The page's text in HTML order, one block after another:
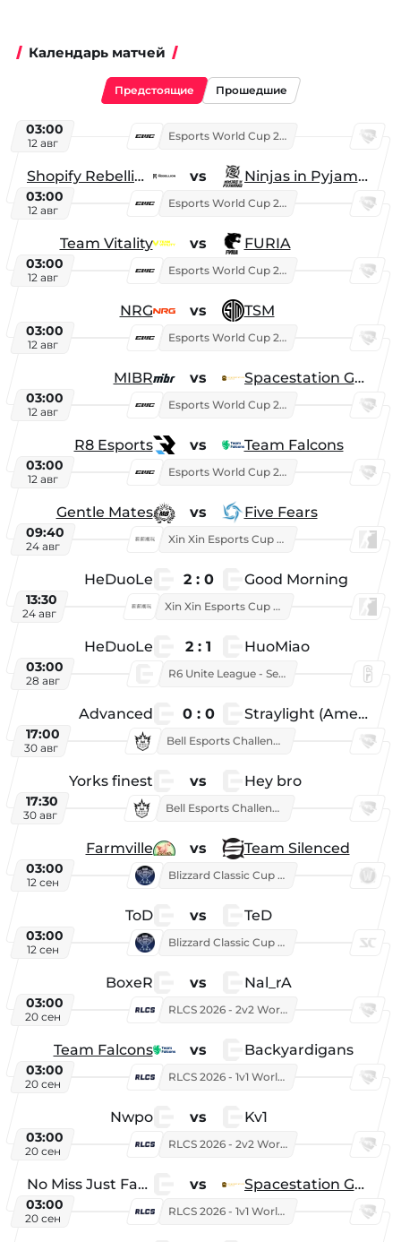
Календарь матчей
Предстоящие Прошедшие
03:00
12 авг
Esports World Cup 2026
Shopify Rebellion vs Ninjas in Pyjamas
03:00
12 авг
Esports World Cup 2026
Team Vitality vs FURIA
03:00
12 авг
Esports World Cup 2026
NRG vs TSM
03:00
12 авг
Esports World Cup 2026
MIBR vs Spacestation Gaming
03:00
12 авг
Esports World Cup 2026
R8 Esports vs Team Falcons
03:00
12 авг
Esports World Cup 2026
Gentle Mates vs Five Fears
09:40
24 авг
Xin Xin Esports Cup 2025
HeDuoLe 2 : 0 Good Morning
13:30
24 авг
Xin Xin Esports Cup 2026
HeDuoLe 2 : 1 HuoMiao
03:00
28 авг
R6 Unite League - Season 1
Advanced 0 : 0 Straylight (American team)
17:00
30 авг
Bell Esports Challenge 2026
Yorks finest vs Hey bro
17:30
30 авг
Bell Esports Challenge 2026
Farmville vs Team Silenced
03:00
12 сен
Blizzard Classic Cup 2026
ToD vs TeD
03:00
12 сен
Blizzard Classic Cup 2026
BoxeR vs Nal_rA
03:00
20 сен
RLCS 2026 - 2v2 World Championship
Team Falcons vs Backyardigans
03:00
20 сен
RLCS 2026 - 1v1 World Championship
Nwpo vs Kv1
03:00
20 сен
RLCS 2026 - 2v2 World Championship
No Miss Just Fake vs Spacestation Gaming
03:00
20 сен
RLCS 2026 - 1v1 World Championship